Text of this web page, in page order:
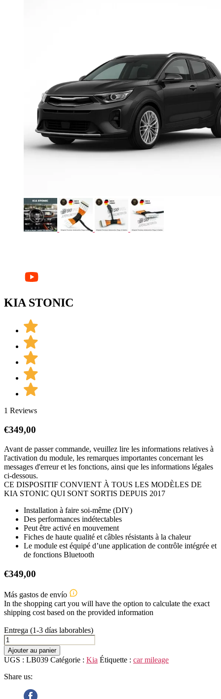
KIA STONIC
1 Reviews
€349,00
Avant de passer commande, veuillez lire les informations relatives à
l'activation du module, les remarques importantes concernant les
messages d'erreur et les fonctions, ainsi que les informations légales
ci-dessous.
CE DISPOSITIF CONVIENT À TOUS LES MODÈLES DE
KIA STONIC QUI SONT SORTIS DEPUIS 2017
Installation à faire soi-même (DIY)
Des performances indétectables
Peut être activé en mouvement
Fiches de haute qualité et câbles résistants à la chaleur
Le module est équipé d’une application de contrôle intégrée et
de fonctions Bluetooth
€349,00
Más gastos de envío
In the shopping cart you will have the option to calculate the exact
shipping cost based on the provided information
Entrega (1-3 días laborables)
quantité
de
KIA
STONIC
Ajouter au panier
UGS : LB039 Catégorie : Kia Étiquette : car mileage
Share us: